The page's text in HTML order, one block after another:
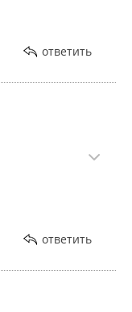
ответить
ответить